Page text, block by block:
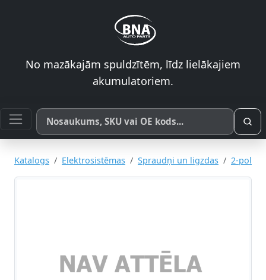
No mazākajām spuldzītēm, līdz lielākajiem
akumulatoriem.
Meklēt pēc produkta nosaukuma, SKU vai OE koda
Katalogs Elektrosistēmas Spraudņi un ligzdas 2-pol